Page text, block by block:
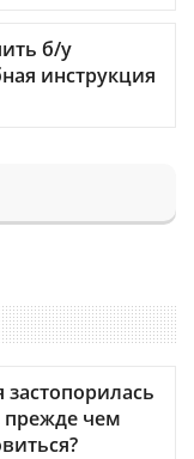
б/у
инструкция
чем